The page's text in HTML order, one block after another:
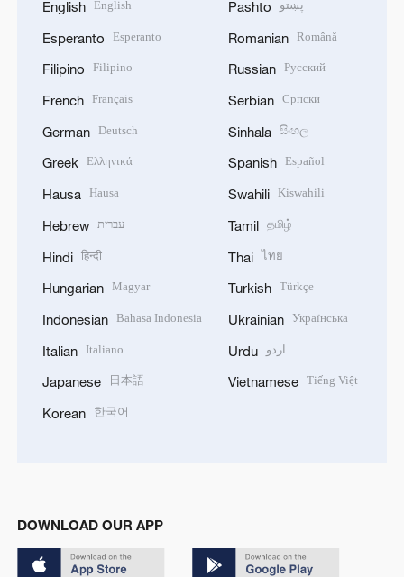
English English
Esperanto Esperanto
Filipino Filipino
French Français
German Deutsch
Greek Ελληνικά
Hausa Hausa
Hebrew עברית
Hindi हिन्दी
Hungarian Magyar
Indonesian Bahasa Indonesia
Italian Italiano
Japanese 日本語
Korean 한국어
Pashto پښتو
Romanian Română
Russian Русский
Serbian Српски
Sinhala සිංහල
Spanish Español
Swahili Kiswahili
Tamil தமிழ்
Thai ไทย
Turkish Türkçe
Ukrainian Українська
Urdu اردو
Vietnamese Tiếng Việt
DOWNLOAD OUR APP